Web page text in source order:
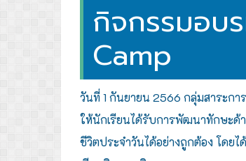
กิจกรรมอบ
Camp
วันที่ 1 กันยายน 2566 กลุ่มสาระกา
ให้นักเรียนได้รับการพัฒนาทักษะด้
ชีวิตประจำวันได้อย่างถูกต้อง โดย